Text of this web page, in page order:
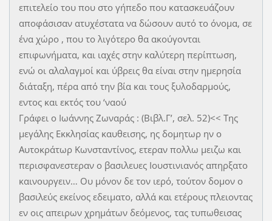
επιτελείο του που στο γήπεδο που κατασκευάζουν
αποφάσισαν ατυχέστατα να δώσουν αυτό το όνομα, σε
ένα χώρο , που το λιγότερο θα ακούγονται
επιφωνήματα, και ιαχές στην καλύτερη περίπτωση,
ενώ οι αλαλαγμοί και ύβρεις θα είναι στην ημερησία
διάταξη, πέρα από την βία και τους ξυλοδαρμούς,
εντος και εκτός του ‘ναού
Γράφει ο Ιωάννης Ζωναράς : (Βιβλ.Γ’, σελ. 52)<< Της
μεγάλης Εκκλησίας καυθεισης, ης δομητωρ ην ο
Αυτοκράτωρ Κωνσταντίνος, ετεραν πολλω μειζω και
περισφανεστεραν ο βασιλευες Ιουστινιανός απηρξατο
καινουργειν… Ου μόνον δε τον ιερό, τούτον δομον ο
βασιλεύς εκείνος εδειματο, αλλά και ετέρους πλειοντας
εν οις απειρων χρημάτων δεόμενος, τας τυπωθεισας